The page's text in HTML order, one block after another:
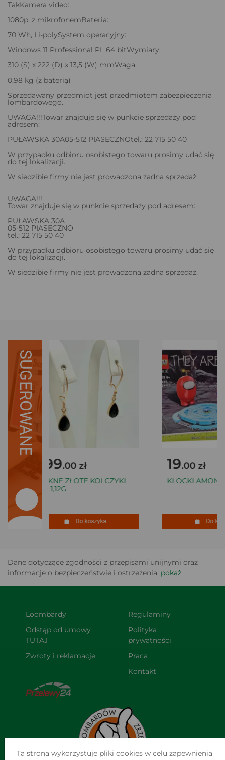
TakKamera video:
1080p, z mikrofonemBateria:
70 Wh, Li-polySystem operacyjny:
Windows 11 Professional PL 64 bitWymiary:
310 (S) x 222 (D) x 13,5 (W) mmWaga:
0,98 kg (z baterią)
Sprzedawany przedmiot jest przedmiotem zabezpieczenia
lombardowego.
UWAGA!!!Towar znajduje się w punkcie sprzedaży pod
adresem:
PUŁAWSKA 30A05-512 PIASECZNOtel.: 22 715 50 40
W przypadku odbioru osobistego towaru prosimy udać się
do tej lokalizacji.
W siedzibie firmy nie jest prowadzona żadna sprzedaż.
UWAGA!!!
Towar znajduje się w punkcie sprzedaży pod adresem:
PUŁAWSKA 30A
05-512 PIASECZNO
tel.: 22 715 50 40
W przypadku odbioru osobistego towaru prosimy udać się
do tej lokalizacji.
W siedzibie firmy nie jest prowadzona żadna sprzedaż.
SUGEROWANE
399.00 zł
PIĘKNE ZŁOTE KOLCZYKI
333 1,12G
Do koszyka
19.00 zł
KLOCKI AMONG
Do
Dane dotyczące zgodności z przepisami unijnymi oraz
informacje o bezpieczeństwie i ostrzeżenia: pokaż
Loombardy
Odstąp od umowy
TUTAJ
Zwroty i reklamacje
Regulaminy
Polityka
prywatności
Praca
Kontakt
Ta strona wykorzystuje pliki cookies w celu zapewnienia